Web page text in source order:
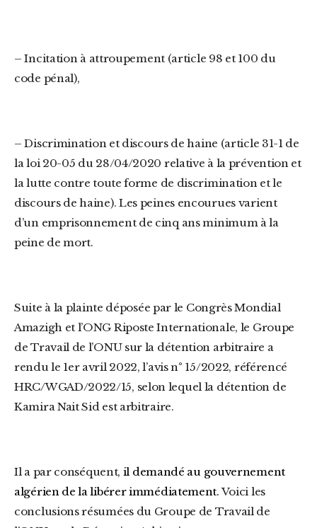
– Incitation à attroupement (article 98 et 100 du
code pénal),
– Discrimination et discours de haine (article 31-1 de
la loi 20-05 du 28/04/2020 relative à la prévention et
la lutte contre toute forme de discrimination et le
discours de haine). Les peines encourues varient
d’un emprisonnement de cinq ans minimum à la
peine de mort.
Suite à la plainte déposée par le Congrès Mondial
Amazigh et l’ONG Riposte Internationale, le Groupe
de Travail de l’ONU sur la détention arbitraire a
rendu le 1er avril 2022, l’avis n° 15/2022, référencé
HRC/WGAD/2022/15, selon lequel la détention de
Kamira Nait Sid est arbitraire.
Il a par conséquent, il demandé au gouvernement
algérien de la libérer immédiatement.Voici les
conclusions résumées du Groupe de Travail de